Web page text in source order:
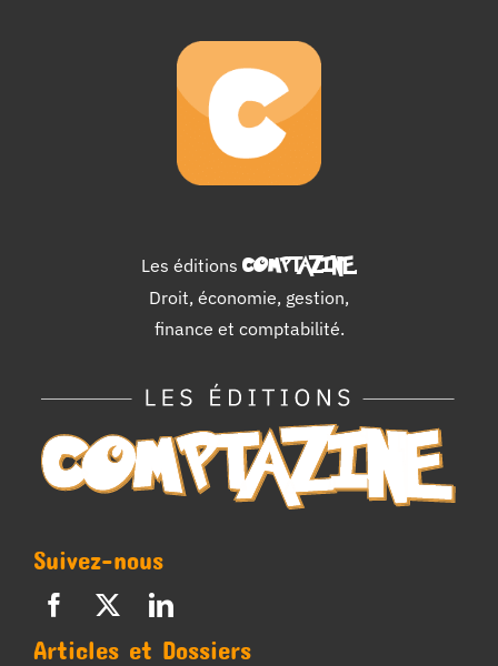
Les éditions COMPTAZINE.
Droit, économie, gestion,
finance et comptabilité.
Suivez-nous
Articles et Dossiers